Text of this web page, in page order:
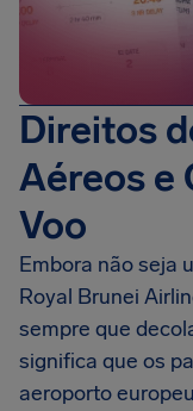
Direitos
Aéreos e
Voo
Embora não seja
Royal Brunei
sempre que
significa que os
aeroporto